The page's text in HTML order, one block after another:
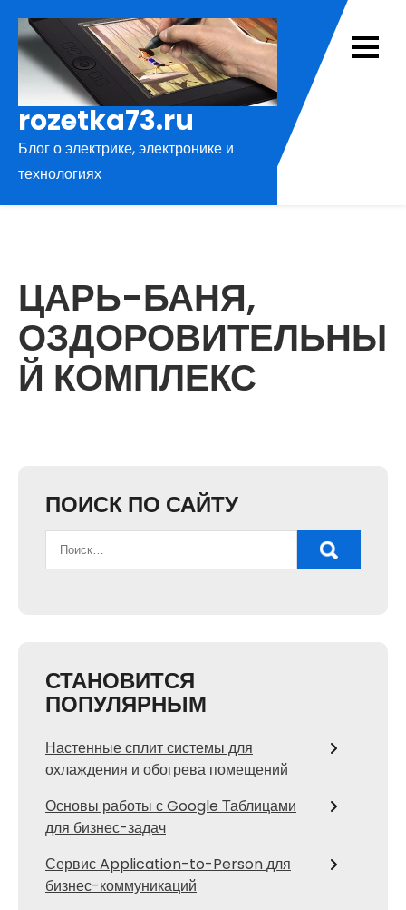
содержимому
rozetka73.ru
Блог о электрике, электронике и
технологиях
ЦАРЬ-БАНЯ,
ОЗДОРОВИТЕЛЬНЫ
Й КОМПЛЕКС
ПОИСК ПО САЙТУ
СТАНОВИТСЯ
ПОПУЛЯРНЫМ
Настенные сплит системы для
охлаждения и обогрева помещений
Основы работы с Google Таблицами
для бизнес-задач
Сервис Application-to-Person для
бизнес-коммуникаций